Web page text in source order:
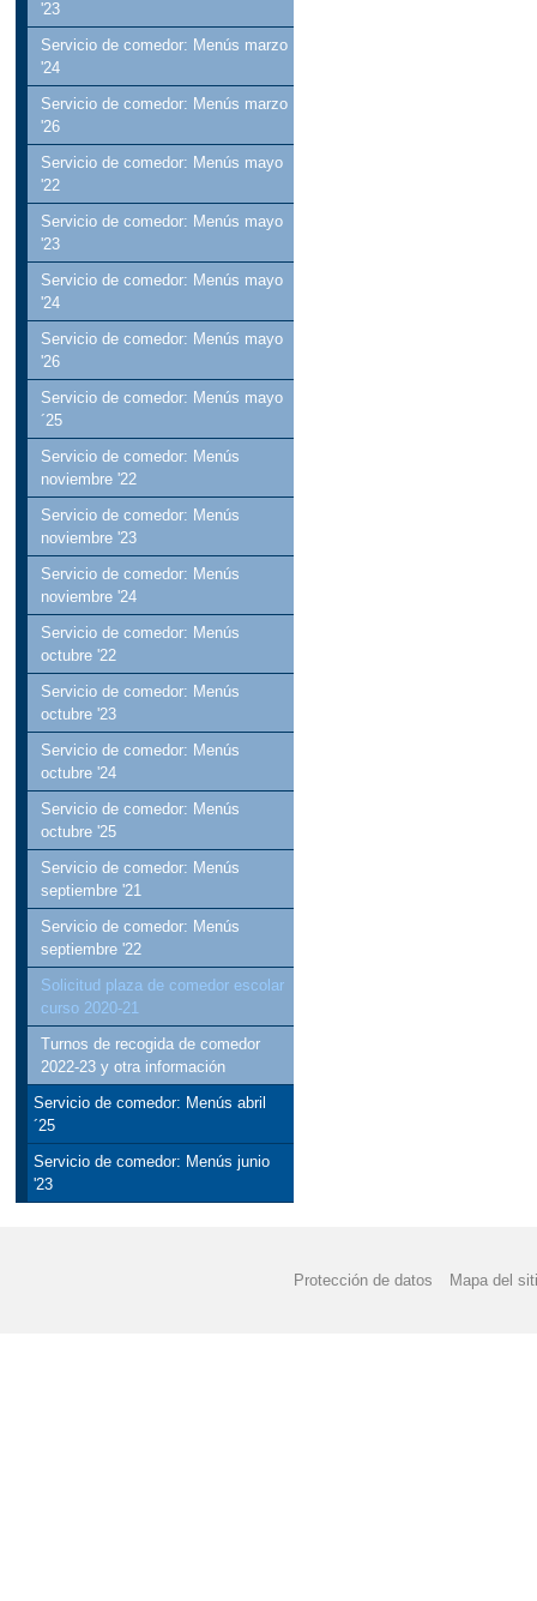
'23
Servicio de comedor: Menús marzo
'24
Servicio de comedor: Menús marzo
'26
Servicio de comedor: Menús mayo
'22
Servicio de comedor: Menús mayo
'23
Servicio de comedor: Menús mayo
'24
Servicio de comedor: Menús mayo
'26
Servicio de comedor: Menús mayo
´25
Servicio de comedor: Menús
noviembre '22
Servicio de comedor: Menús
noviembre '23
Servicio de comedor: Menús
noviembre '24
Servicio de comedor: Menús
octubre '22
Servicio de comedor: Menús
octubre '23
Servicio de comedor: Menús
octubre '24
Servicio de comedor: Menús
octubre '25
Servicio de comedor: Menús
septiembre '21
Servicio de comedor: Menús
septiembre '22
Solicitud plaza de comedor escolar
curso 2020-21
Turnos de recogida de comedor
2022-23 y otra información
Servicio de comedor: Menús abril
´25
Servicio de comedor: Menús junio
'23
Protección de datos Mapa del